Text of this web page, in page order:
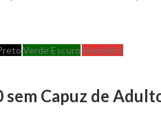
Verde EscuroVermelho
Capuz de